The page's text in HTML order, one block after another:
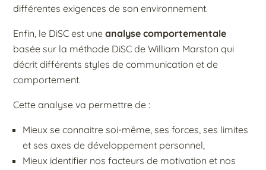
différentes exigences de son environnement.
Enfin, le DiSC est uneanalyse comportementale
basée sur la méthode DiSC de William Marston qui
décrit différents styles de communication et de
comportement.
Cette analyse va permettre de :
Mieux se connaitre soi-même, ses forces, ses limites
et ses axes de développement personnel,
Mieux identifier nos facteurs de motivation et nos